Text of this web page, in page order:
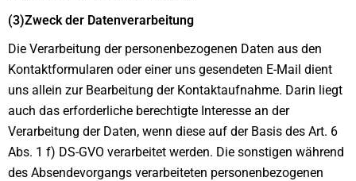
(3)Zweck der Datenverarbeitung
Die Verarbeitung der personenbezogenen Daten aus den
Kontaktformularen oder einer uns gesendeten E-Mail dient
uns allein zur Bearbeitung der Kontaktaufnahme. Darin liegt
auch das erforderliche berechtigte Interesse an der
Verarbeitung der Daten, wenn diese auf der Basis des Art. 6
Abs. 1 f) DS-GVO verarbeitet werden. Die sonstigen während
des Absendevorgangs verarbeiteten personenbezogenen